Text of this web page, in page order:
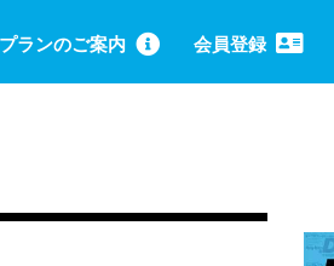
プランのご案内 会員登録